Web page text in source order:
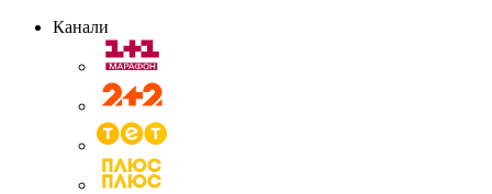
Канали